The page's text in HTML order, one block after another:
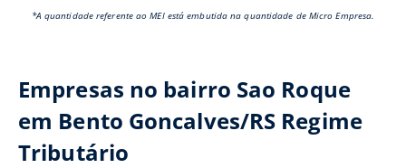
*A quantidade referente ao MEI está embutida na quantidade de Micro Empresa.
Empresas no bairro Sao Roque
em Bento Goncalves/RS Regime
Tributário